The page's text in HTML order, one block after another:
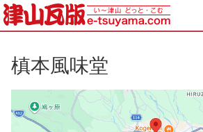
槙本風味堂